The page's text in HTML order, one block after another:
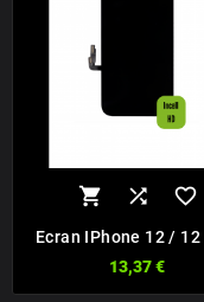
  
Ecran IPhone 12 / 12
13,37 €